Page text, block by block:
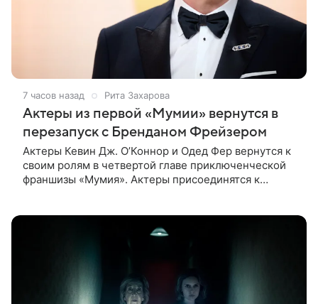
7 часов назад Рита Захарова
Актеры из первой «Мумии» вернутся в
перезапуск с Бренданом Фрейзером
Актеры Кевин Дж. О’Коннор и Одед Фер вернутся к
своим ролям в четвертой главе приключенческой
франшизы «Мумия». Актеры присоединятся к